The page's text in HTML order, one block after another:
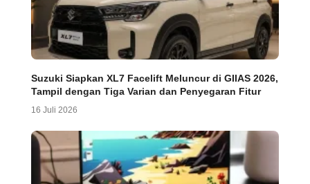
Suzuki Siapkan XL7 Facelift Meluncur di GIIAS 2026,
Tampil dengan Tiga Varian dan Penyegaran Fitur
16 Juli 2026